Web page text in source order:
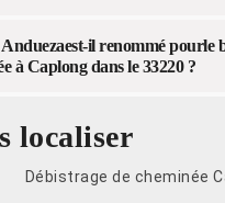
il renommé pourle
à Caplong dans le 33220 ?
localiser
Débistrage de cheminée